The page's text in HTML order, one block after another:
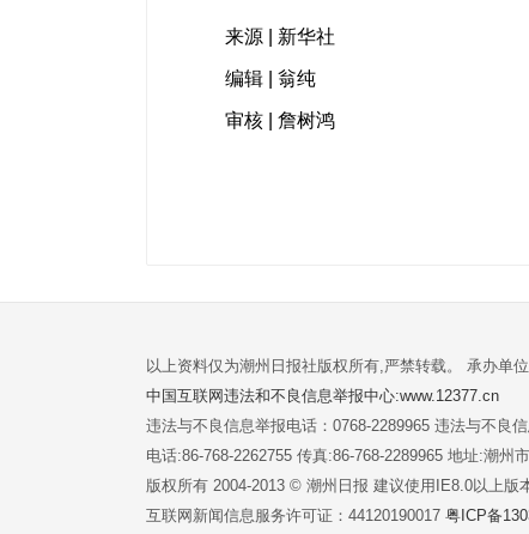
来源 | 新华社
编辑 | 翁纯
审核 | 詹树鸿
以上资料仅为潮州日报社版权所有,严禁转载。 承办单
中国互联网违法和不良信息举报中心:www.12377.cn
违法与不良信息举报电话：0768-2289965 违法与不良
电话:86-768-2262755 传真:86-768-2289965 地址:潮州
版权所有 2004-2013 © 潮州日报 建议使用IE8.0以上版
互联网新闻信息服务许可证：44120190017 粤ICP备